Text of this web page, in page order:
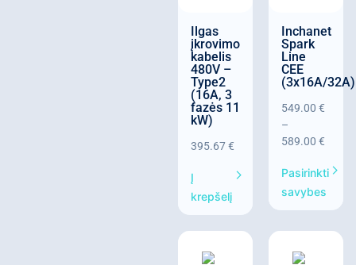
Ilgas
įkrovimo
kabelis
480V –
Type2
(16A, 3
fazės 11
kW)
395.67€
Į
krepšelį
Inchanet
Spark
Line
CEE
(3x16A/32A)
549.00 €
–
589.00 €
Pasirinkti
savybes